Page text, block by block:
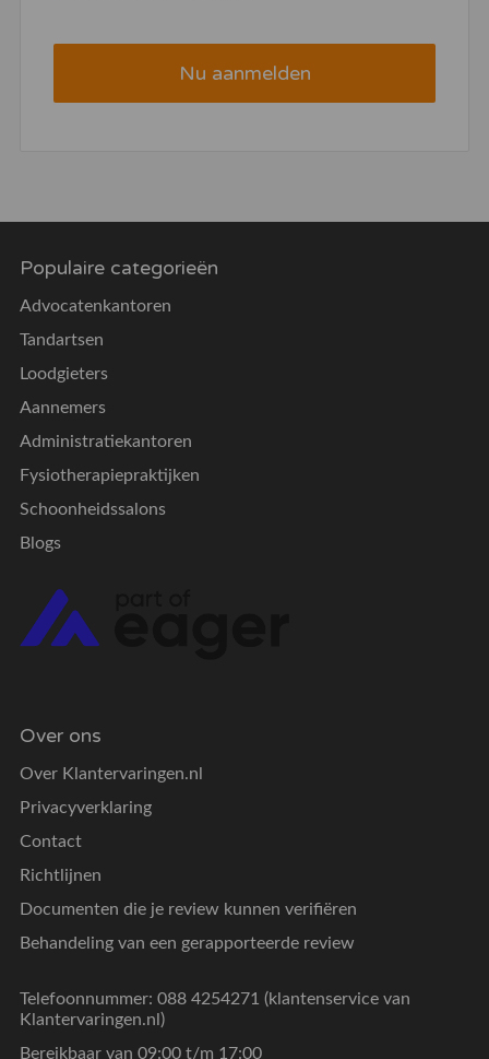
Nu aanmelden
Populaire categorieën
Advocatenkantoren
Tandartsen
Loodgieters
Aannemers
Administratiekantoren
Fysiotherapiepraktijken
Schoonheidssalons
Blogs
Over ons
Over Klantervaringen.nl
Privacyverklaring
Contact
Richtlijnen
Documenten die je review kunnen verifiëren
Behandeling van een gerapporteerde review
Telefoonnummer: 088 4254271 (klantenservice van
Klantervaringen.nl)
Bereikbaar van 09:00 t/m 17:00